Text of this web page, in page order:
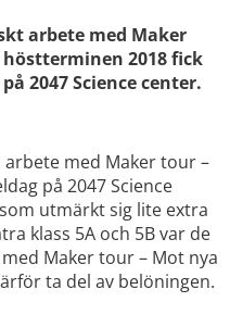
arbete med Maker
2018 fick
2047 Science center.
med Maker tour –
på 2047 Science
utmärkt sig lite extra
klass 5A och 5B var de
Maker tour – Mot nya
ta del av belöningen.